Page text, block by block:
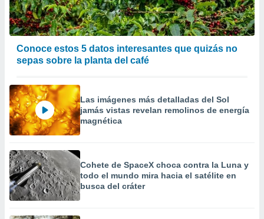
Conoce estos 5 datos interesantes que quizás no
sepas sobre la planta del café
Las imágenes más detalladas del Sol
jamás vistas revelan remolinos de energía
magnética
Cohete de SpaceX choca contra la Luna y
todo el mundo mira hacia el satélite en
busca del cráter